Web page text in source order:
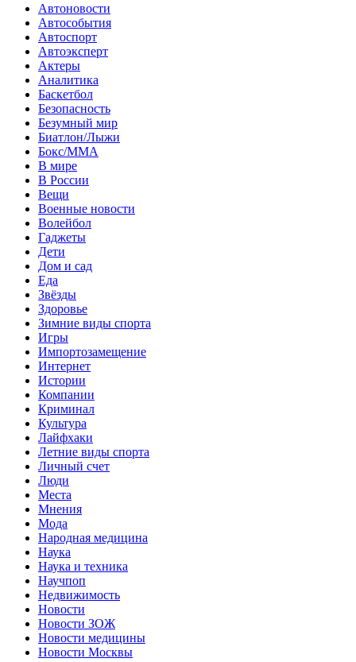
Автоновости
Автособытия
Автоспорт
Автоэксперт
Актеры
Аналитика
Баскетбол
Безопасность
Безумный мир
Биатлон/Лыжи
Бокс/MMA
В мире
В России
Вещи
Военные новости
Волейбол
Гаджеты
Дети
Дом и сад
Еда
Звёзды
Здоровье
Зимние виды спорта
Игры
Импортозамещение
Интернет
Истории
Компании
Криминал
Культура
Лайфхаки
Летние виды спорта
Личный счет
Люди
Места
Мнения
Мода
Народная медицина
Наука
Наука и техника
Научпоп
Недвижимость
Новости
Новости ЗОЖ
Новости медицины
Новости Москвы